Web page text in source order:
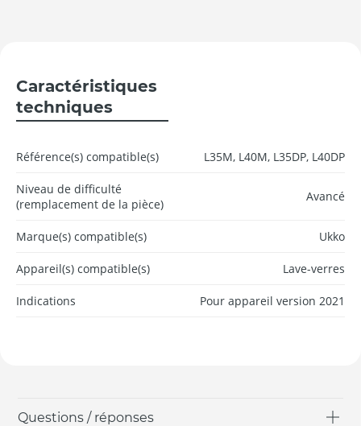
Questions / réponses
Caractéristiques
techniques
Référence(s) compatible(s) L35M, L40M, L35DP, L40DP
Niveau de difficulté
(remplacement de la pièce)
Avancé
Marque(s) compatible(s) Ukko
Appareil(s) compatible(s) Lave-verres
Indications Pour appareil version 2021